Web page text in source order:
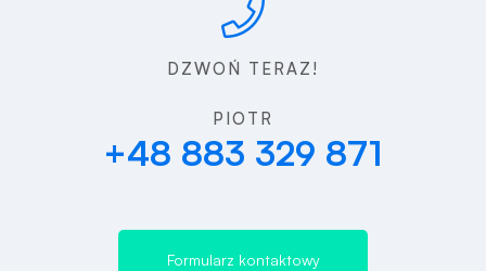
DZWOŃ TERAZ!
PIOTR
+48 883 329 871
Formularz kontaktowy